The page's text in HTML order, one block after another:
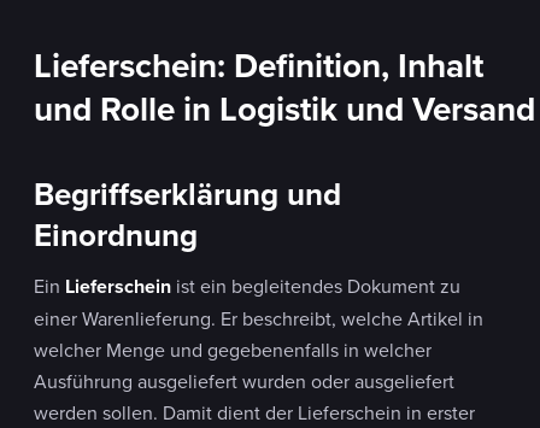
Lieferschein: Definition, Inhalt
und Rolle in Logistik und Versand
Begriffserklärung und
Einordnung
Ein Lieferschein ist ein begleitendes Dokument zu
einer Warenlieferung. Er beschreibt, welche Artikel in
welcher Menge und gegebenenfalls in welcher
Ausführung ausgeliefert wurden oder ausgeliefert
werden sollen. Damit dient der Lieferschein in erster